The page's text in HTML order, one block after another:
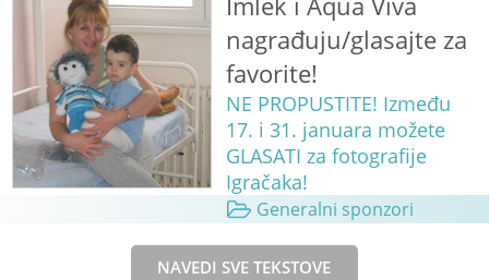
nagrađuju/glasajte za
favorite!
NE PROPUSTITE! Između
17. i 31. januara možete
GLASATI za fotografije
Igračaka!
Generalni sponzori
NAVEDI SVE TEKSTOVE